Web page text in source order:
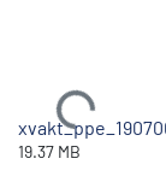
Ladataan...
19.37 MB